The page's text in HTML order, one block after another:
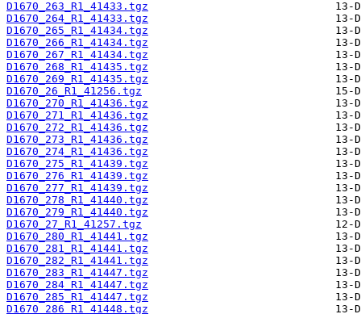
D1670_263_R1_41433.tgz
D1670_264_R1_41433.tgz
D1670_265_R1_41434.tgz
D1670_266_R1_41434.tgz
D1670_267_R1_41434.tgz
D1670_268_R1_41435.tgz
D1670_269_R1_41435.tgz
D1670_26_R1_41256.tgz
D1670_270_R1_41436.tgz
D1670_271_R1_41436.tgz
D1670_272_R1_41436.tgz
D1670_273_R1_41436.tgz
D1670_274_R1_41436.tgz
D1670_275_R1_41439.tgz
D1670_276_R1_41439.tgz
D1670_277_R1_41439.tgz
D1670_278_R1_41440.tgz
D1670_279_R1_41440.tgz
D1670_27_R1_41257.tgz
D1670_280_R1_41441.tgz
D1670_281_R1_41441.tgz
D1670_282_R1_41441.tgz
D1670_283_R1_41447.tgz
D1670_284_R1_41447.tgz
D1670_285_R1_41447.tgz
D1670_286_R1_41448.tgz